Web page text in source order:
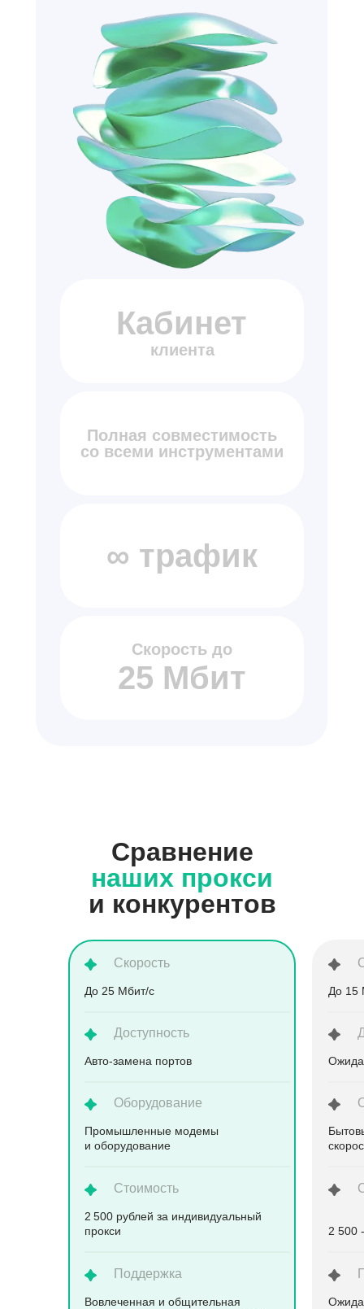
Кабинет
клиента
Полная совместимость
со всеми инструментами
∞ трафик
25 Мбит
Скорость до
Скорость
Сравнение
наших прокси
и конкурентов
До 25 Мбит/с
Доступность
До 15
Aвто-замена портов
Оборудование
Стоимость
Промышленные модемы
и оборудование
Поддержка
Вовлеченная и общительная
2 500 рублей за индивидуальный
прокси
2 500